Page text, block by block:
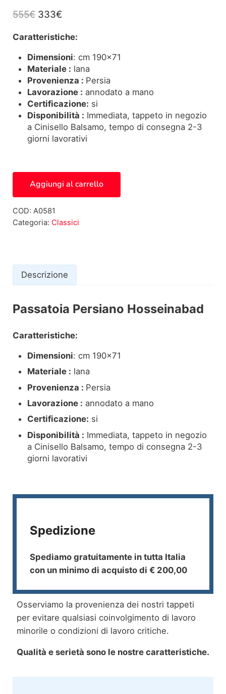
555€ Il prezzo originale era: 555€.
333€Il prezzo attuale è: 333€.
Caratteristiche:
Dimensioni: cm 190×71
Materiale : lana
Provenienza : Persia
Lavorazione : annodato a mano
Certificazione: si
Disponibilità : Immediata, tappeto in negozio
a Cinisello Balsamo, tempo di consegna 2-3
giorni lavorativi
Aggiungi al carrello
COD: A0581
Categoria: Classici
Descrizione
Passatoia Persiano Hosseinabad
Caratteristiche:
Dimensioni: cm 190×71
Materiale : lana
Provenienza : Persia
Lavorazione : annodato a mano
Certificazione: si
Disponibilità : Immediata, tappeto in negozio
a Cinisello Balsamo, tempo di consegna 2-3
giorni lavorativi
Spedizione
Spediamo gratuitamente in tutta Italia
con un minimo di acquisto di € 200,00
Osserviamo la provenienza dei nostri tappeti
per evitare qualsiasi coinvolgimento di lavoro
minorile o condizioni di lavoro critiche.
Qualità e serietà sono le nostre caratteristiche.